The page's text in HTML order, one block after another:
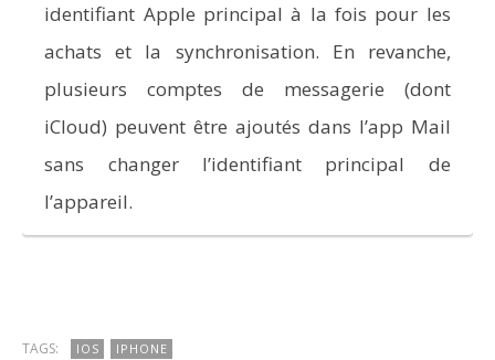
identifiant Apple principal à la fois pour les
achats et la synchronisation. En revanche,
plusieurs comptes de messagerie (dont
iCloud) peuvent être ajoutés dans l’app Mail
sans changer l’identifiant principal de
l’appareil.
TAGS: IOS IPHONE